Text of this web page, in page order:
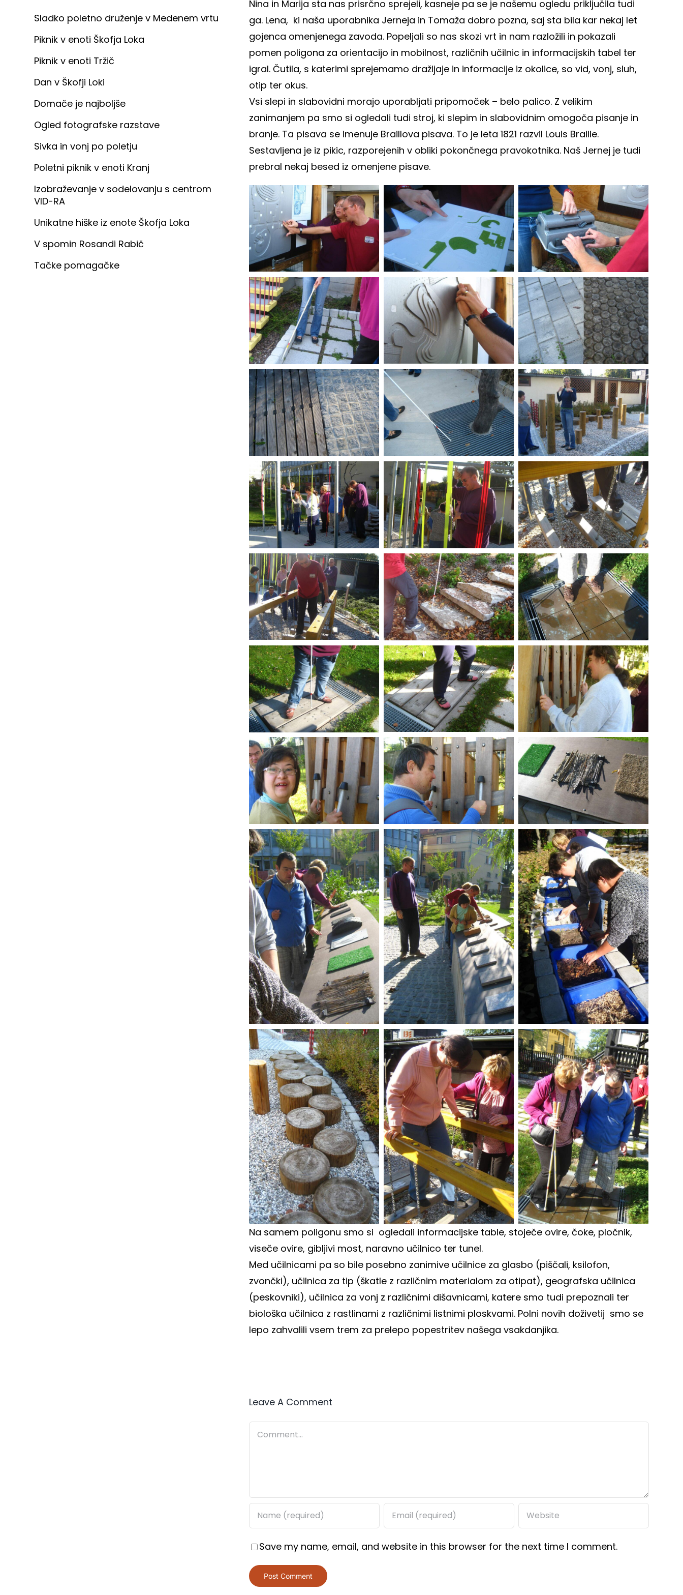
Sladko poletno druženje v Medenem vrtu
Piknik v enoti Škofja Loka
Piknik v enoti Tržič
Dan v Škofji Loki
Domače je najboljše
Ogled fotografske razstave
Sivka in vonj po poletju
Poletni piknik v enoti Kranj
Izobraževanje v sodelovanju s centrom
VID-RA
Unikatne hiške iz enote Škofja Loka
V spomin Rosandi Rabič
Tačke pomagačke
Nina in Marija sta nas prisrčno sprejeli, kasneje pa se je našemu ogledu priključila tudi
ga. Lena, ki naša uporabnika Jerneja in Tomaža dobro pozna, saj sta bila kar nekaj let
gojenca omenjenega zavoda. Popeljali so nas skozi vrt in nam razložili in pokazali
pomen poligona za orientacijo in mobilnost, različnih učilnic in informacijskih tabel ter
igral. Čutila, s katerimi sprejemamo dražljaje in informacije iz okolice, so vid, vonj, sluh,
otip ter okus.
Vsi slepi in slabovidni morajo uporabljati pripomoček – belo palico. Z velikim
zanimanjem pa smo si ogledali tudi stroj, ki slepim in slabovidnim omogoča pisanje in
branje. Ta pisava se imenuje Braillova pisava. To je leta 1821 razvil Louis Braille.
Sestavljena je iz pikic, razporejenih v obliki pokončnega pravokotnika. Naš Jernej je tudi
prebral nekaj besed iz omenjene pisave.
Na samem poligonu smo si ogledali informacijske table, stoječe ovire, čoke, pločnik,
viseče ovire, gibljivi most, naravno učilnico ter tunel.
Med učilnicami pa so bile posebno zanimive učilnice za glasbo (piščali, ksilofon,
zvončki), učilnica za tip (škatle z različnim materialom za otipat), geografska učilnica
(peskovniki), učilnica za vonj z različnimi dišavnicami, katere smo tudi prepoznali ter
biološka učilnica z rastlinami z različnimi listnimi ploskvami. Polni novih doživetij smo se
lepo zahvalili vsem trem za prelepo popestritev našega vsakdanjika.
Leave A Comment
Comment
Save my name, email, and website in this browser for the next time I comment.